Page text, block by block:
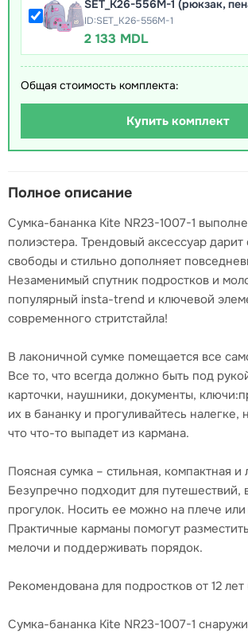
SET_K26-556M-1 (рюкзак,
ID:SET_K26-556M-1
2 133 MDL
Общая стоимость комплекта:
Купить комплект
Полное описание
Cумка-бананка Kite NR23-1007-1
полиэстера. Трендовый аксессуар
свободы и стильно дополняет
Незаменимый спутник подростков и
популярный insta-trend и ключевой
современного стритстайла!
В лаконичной сумке помещается все
Все то, что всегда должно быть под
карточки, наушники, документы,
их в бананку и прогуливайтесь налегке,
что что-то выпадет из кармана.
Поясная сумка – стильная, компактная и
Безупречно подходит для путешествий,
прогулок. Носить ее можно на плече или
Практичные карманы помогут
мелочи и поддерживать порядок.
Рекомендована для подростков от 12
Сумка-бананка Kite NR23-1007-1